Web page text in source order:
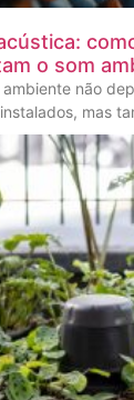
o som
não
mas